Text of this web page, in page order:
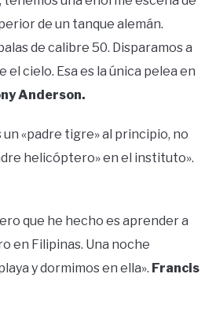
de un tanque alemán.
de calibre 50. Disparamos a
cielo. Esa es la única pelea en
Anderson.
un «padre tigre» al principio, no
helicóptero» en el instituto».
que he hecho es aprender a
en Filipinas. Una noche
y dormimos en ella». Francis